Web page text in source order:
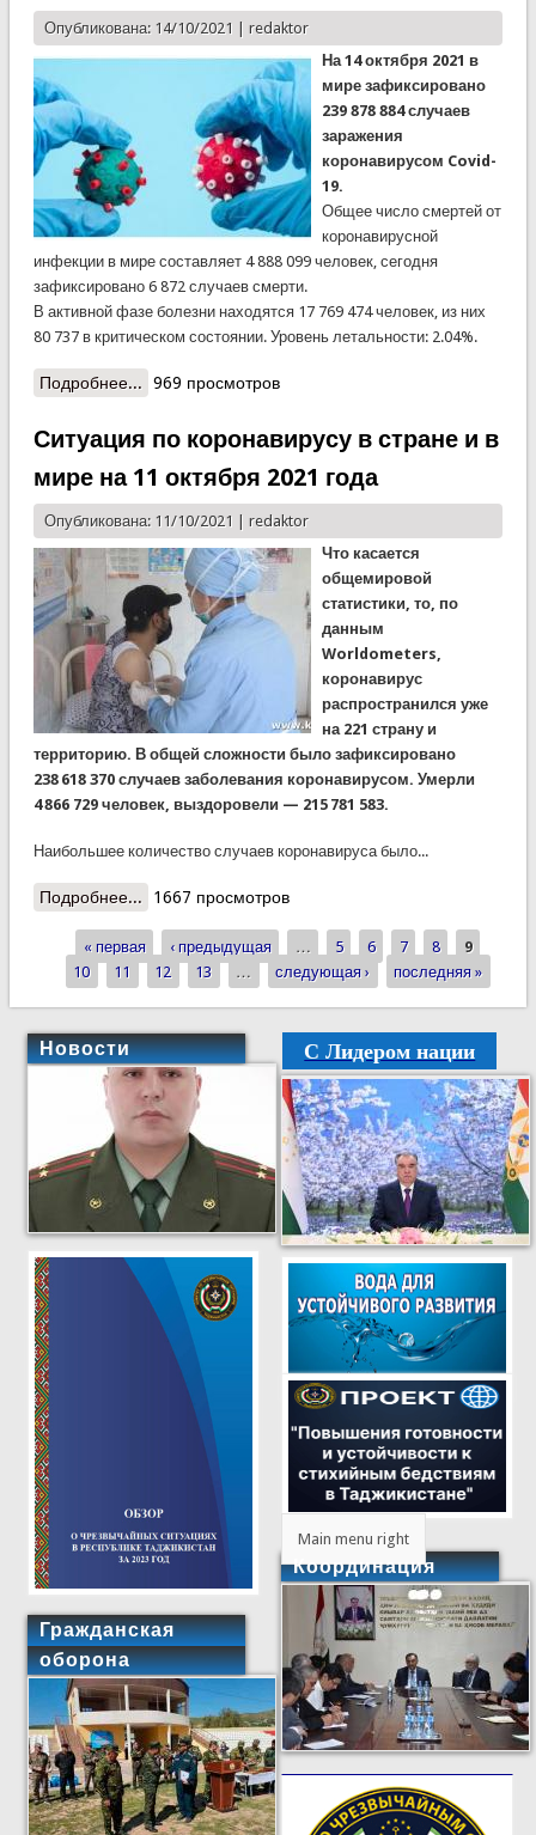
Опубликована: 14/10/2021 | redaktor
На 14 октября 2021 в
мире зафиксировано
239 878 884 случаев
заражения
коронавирусом Covid-
19.
Общее число смертей от
коронавирусной
инфекции в мире составляет 4 888 099 человек, сегодня
зафиксировано 6 872 случаев смерти.
В активной фазе болезни находятся 17 769 474 человек, из них
80 737 в критическом состоянии. Уровень летальности: 2.04%.
Подробнее... о Ситуация по коронавирусу в стране и в мире
969 просмотров
Ситуация по коронавирусу в стране и в
мире на 11 октября 2021 года
Опубликована: 11/10/2021 | redaktor
Что касается
общемировой
статистики, то, по
данным
Worldometers,
коронавирус
распространился уже
на 221 страну и
территорию. В общей сложности было зафиксировано
238 618 370 случаев заболевания коронавирусом. Умерли
4 866 729 человек, выздоровели — 215 781 583.
Наибольшее количество случаев коронавируса было...
Подробнее... о Ситуация по коронавирусу в стране и в мире
1667 просмотров
Страницы
« первая ‹ предыдущая … 5 6 7 8
9
10
11 12 13 … следующая › последняя »
Новости
Гражданская
оборона
С Лидером нации
Main menu right
Координация